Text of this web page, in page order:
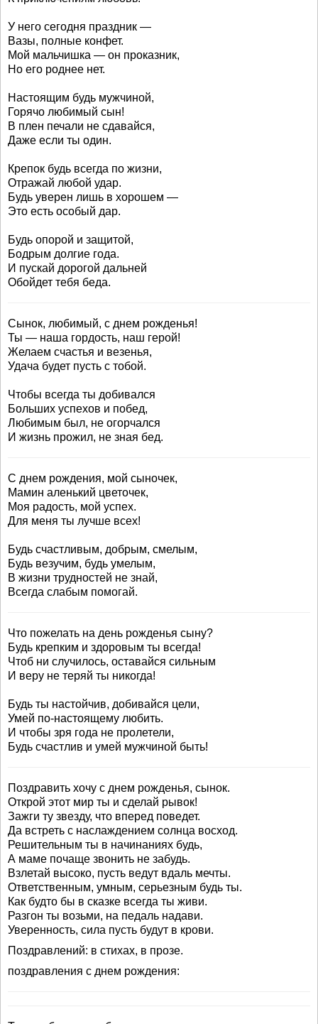
У него сегодня праздник —
Вазы, полные конфет.
Мой мальчишка — он проказник,
Но его роднее нет.
Настоящим будь мужчиной,
Горячо любимый сын!
В плен печали не сдавайся,
Даже если ты один.
Крепок будь всегда по жизни,
Отражай любой удар.
Будь уверен лишь в хорошем —
Это есть особый дар.
Будь опорой и защитой,
Бодрым долгие года.
И пускай дорогой дальней
Обойдет тебя беда.
Сынок, любимый, с днем рожденья!
Ты — наша гордость, наш герой!
Желаем счастья и везенья,
Удача будет пусть с тобой.
Чтобы всегда ты добивался
Больших успехов и побед,
Любимым был, не огорчался
И жизнь прожил, не зная бед.
С днем рождения, мой сыночек,
Мамин аленький цветочек,
Моя радость, мой успех.
Для меня ты лучше всех!
Будь счастливым, добрым, смелым,
Будь везучим, будь умелым,
В жизни трудностей не знай,
Всегда слабым помогай.
Что пожелать на день рожденья сыну?
Будь крепким и здоровым ты всегда!
Чтоб ни случилось, оставайся сильным
И веру не теряй ты никогда!
Будь ты настойчив, добивайся цели,
Умей по-настоящему любить.
И чтобы зря года не пролетели,
Будь счастлив и умей мужчиной быть!
Поздравить хочу с днем рожденья, сынок.
Открой этот мир ты и сделай рывок!
Зажги ту звезду, что вперед поведет.
Да встреть с наслаждением солнца восход.
Решительным ты в начинаниях будь,
А маме почаще звонить не забудь.
Взлетай высоко, пусть ведут вдаль мечты.
Ответственным, умным, серьезным будь ты.
Как будто бы в сказке всегда ты живи.
Разгон ты возьми, на педаль надави.
Уверенность, сила пусть будут в крови.
Поздравлений: в стихах, в прозе.
поздравления с днем рождения: